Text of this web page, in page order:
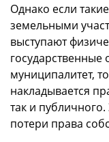
Однако если
земельными
выступают
государственные
муниципалитет,
накладывается
так и
потери права